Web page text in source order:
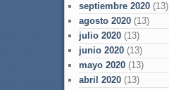
septiembre 2020(13)
agosto 2020(13)
julio 2020(13)
junio 2020(13)
mayo 2020(13)
abril 2020(13)